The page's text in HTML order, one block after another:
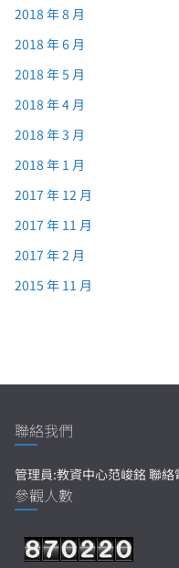
2018 年 8 月
2018 年 6 月
2018 年 5 月
2018 年 4 月
2018 年 3 月
2018 年 1 月
2017 年 12 月
2017 年 11 月
2017 年 2 月
2015 年 11 月
聯絡我們
管理員:教資中心范峻銘 聯
參觀人數